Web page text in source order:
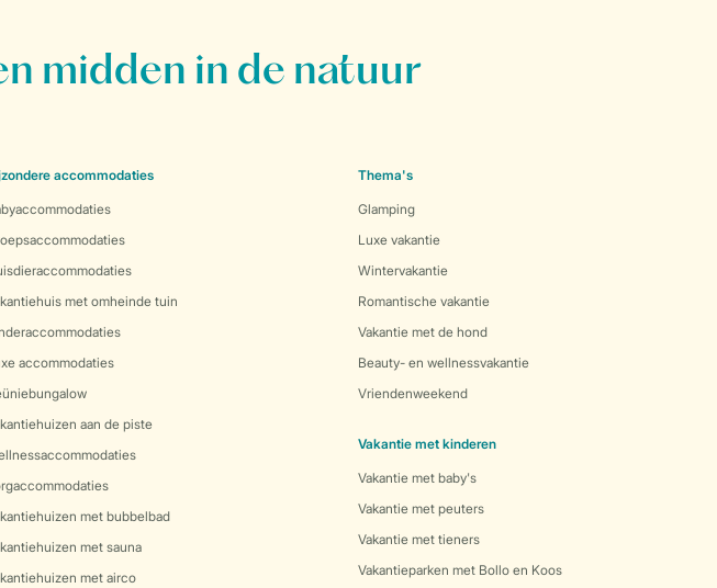
midden in de natuur
accommodaties
met omheinde tuin
accommodaties
aan de piste
met bubbelbad
met sauna
met airco
Thema's
Glamping
Luxe vakantie
Wintervakantie
Romantische vakantie
Vakantie met de hond
Beauty- en wellnessvakantie
Vriendenweekend
Vakantie met kinderen
Vakantie met baby's
Vakantie met peuters
Vakantie met tieners
Vakantieparken met Bollo en Koos